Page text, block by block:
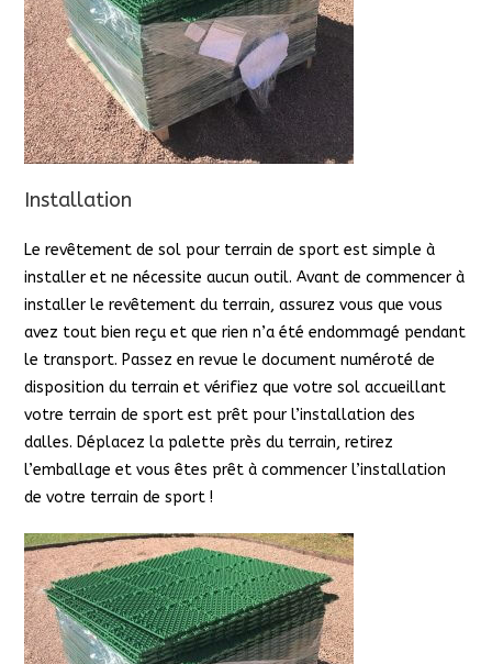
Installation
Le revêtement de sol pour terrain de sport est simple à
installer et ne nécessite aucun outil. Avant de commencer à
installer le revêtement du terrain, assurez vous que vous
avez tout bien reçu et que rien n’a été endommagé pendant
le transport. Passez en revue le document numéroté de
disposition du terrain et vérifiez que votre sol accueillant
votre terrain de sport est prêt pour l’installation des
dalles. Déplacez la palette près du terrain, retirez
l’emballage et vous êtes prêt à commencer l’installation
de votre terrain de sport !